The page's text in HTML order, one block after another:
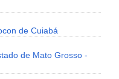
de Cuiabá
de Mato Grosso -